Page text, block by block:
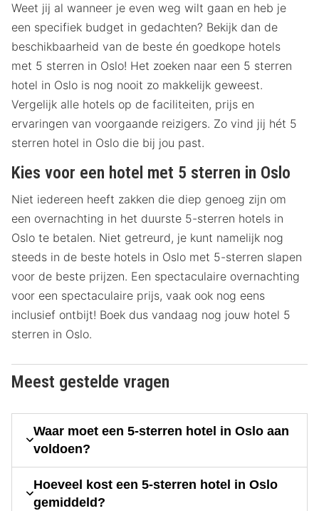
Weet jij al wanneer je even weg wilt gaan en heb je
een specifiek budget in gedachten? Bekijk dan de
beschikbaarheid van de beste én goedkope hotels
met 5 sterren in Oslo! Het zoeken naar een 5 sterren
hotel in Oslo is nog nooit zo makkelijk geweest.
Vergelijk alle hotels op de faciliteiten, prijs en
ervaringen van voorgaande reizigers. Zo vind jij hét 5
sterren hotel in Oslo die bij jou past.
Kies voor een hotel met 5 sterren in Oslo
Niet iedereen heeft zakken die diep genoeg zijn om
een overnachting in het duurste 5-sterren hotels in
Oslo te betalen. Niet getreurd, je kunt namelijk nog
steeds in de beste hotels in Oslo met 5-sterren slapen
voor de beste prijzen. Een spectaculaire overnachting
voor een spectaculaire prijs, vaak ook nog eens
inclusief ontbijt! Boek dus vandaag nog jouw hotel 5
sterren in Oslo.
Meest gestelde vragen
Waar moet een 5-sterren hotel in Oslo aan
voldoen?
Hoeveel kost een 5-sterren hotel in Oslo
gemiddeld?